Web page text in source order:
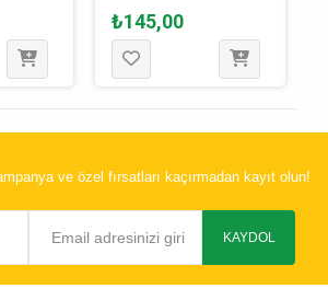
Kedi Oyuncağı 6
Cm
₺145,00
ve özel fırsatları kaçırmadan kayıt olun!
KAYDOL